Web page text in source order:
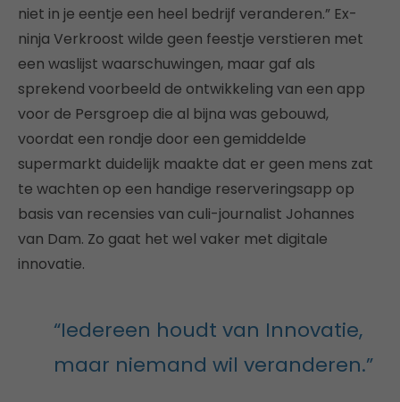
niet in je eentje een heel bedrijf veranderen.” Ex-
ninja Verkroost wilde geen feestje verstieren met
een waslijst waarschuwingen, maar gaf als
sprekend voorbeeld de ontwikkeling van een app
voor de Persgroep die al bijna was gebouwd,
voordat een rondje door een gemiddelde
supermarkt duidelijk maakte dat er geen mens zat
te wachten op een handige reserveringsapp op
basis van recensies van culi-journalist Johannes
van Dam. Zo gaat het wel vaker met digitale
innovatie.
“Iedereen houdt van Innovatie,
maar niemand wil veranderen.”